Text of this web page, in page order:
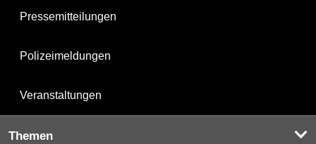
Pressemitteilungen
Polizeimeldungen
Veranstaltungen
Themen